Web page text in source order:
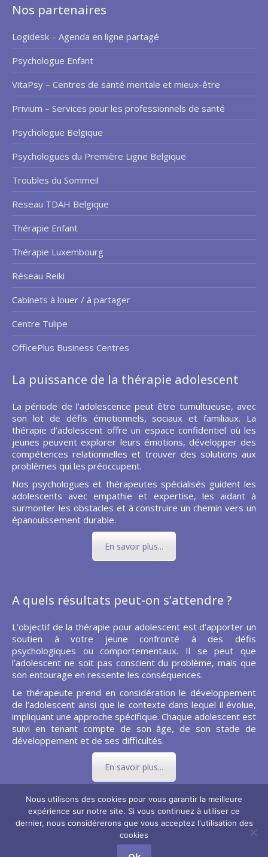
Nos partenaires
Logidesk – Agenda en ligne partagé
Psychologue Enfant
VitaPsy – Centres de santé mentale et mieux-être
Privium – Services pour les professionnels de santé
Psychologue Belgique
Psychologues du Première Ligne Belgique
Troubles du Sommeil
Reseau TDAH Belgique
Thérapie Enfant
Thérapie Luxembourg
Réseau Reiki
Cabinets à louer / à partager
Centre Tulipe
OfficePlus Business Centres
La puissance de la thérapie adolescent
La période de l’adolescence peut être tumultueuse, avec
son lot de défis émotionnels, sociaux et familiaux. La
thérapie d’adolescent offre un espace confidentiel où les
jeunes peuvent explorer leurs émotions, développer des
compétences relationnelles et trouver des solutions aux
problèmes qui les préoccupent.
Nos psychologues et thérapeutes spécialisés guident les
adolescents avec empathie et expertise, les aidant à
surmonter les obstacles et à construire un chemin vers un
épanouissement durable.
En savoir plus...
A quels résultats peut-on s’attendre ?
L’objectif de la thérapie pour adolescent est d’apporter un
soutien à votre jeune confronté à des défis
psychologiques ou comportementaux. Il se peut que
l’adolescent ne soit pas conscient du problème, mais que
son entourage en ressente les conséquences.
Le thérapeute prend en considération le développement
de l’adolescent ainsi que le contexte dans lequel il évolue,
impliquant une approche spécifique. Chaque adolescent est
suivi en tenant compte de son âge, de son stade de
développement et de ses difficultés.
En savoir plus...
Thérapie de l'adolescent.
Tous droits réservés.
Privium - Services pour psychologues et hypnothérapeutes.
Nous utilisons des cookies pour vous garantir la meilleure
expérience sur notre site. Si vous continuez à utiliser ce
dernier, nous considérerons que vous acceptez l'utilisation des
cookies